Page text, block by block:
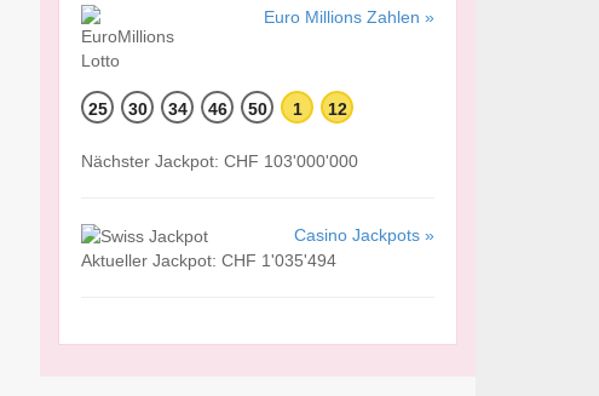
Euro Millions Zahlen »
25 30 34 46 50 1 12
Nächster Jackpot: CHF 103'000'000
Casino Jackpots »
Aktueller Jackpot: CHF 1'035'494